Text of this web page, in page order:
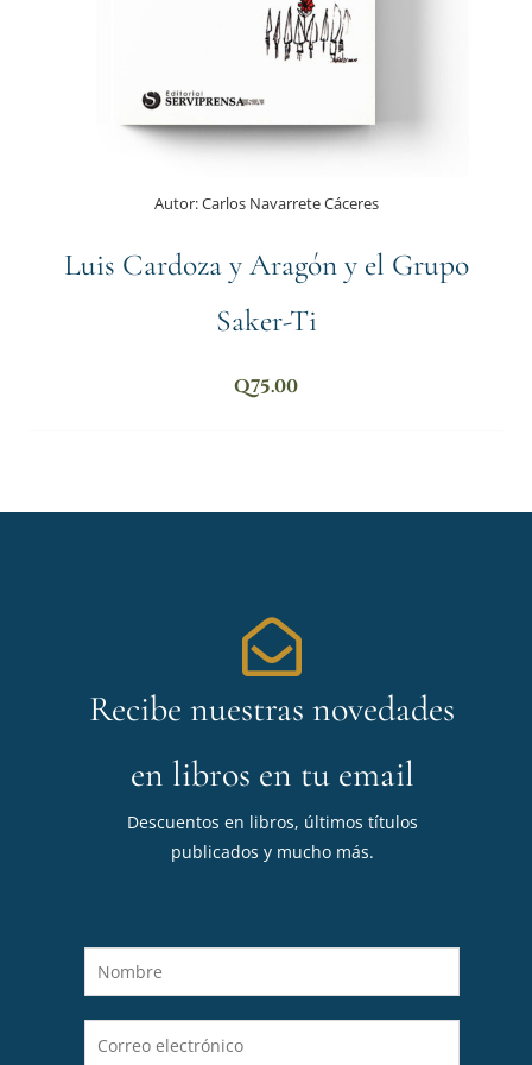
Autor:Carlos Navarrete Cáceres
Luis Cardoza y Aragón y el Grupo
Saker-Ti
Q75.00
Recibe nuestras novedades
en libros en tu email
Descuentos en libros, últimos títulos
publicados y mucho más.
o
m